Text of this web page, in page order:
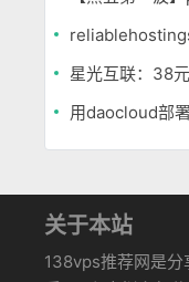
星光互联：38
用daocloud部
关于本站
138vps推荐网是